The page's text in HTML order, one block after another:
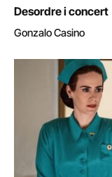
Desordre i concert
Gonzalo Casino